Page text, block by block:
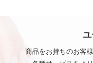
商品をお持ちのお客